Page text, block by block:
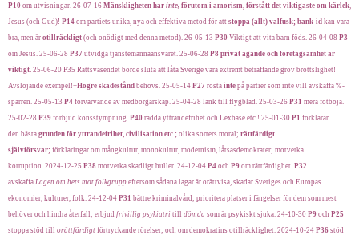
P10 om utvisningar. 26-07-16 Mänskligheten har inte, förutom i amorism, förstått det viktigaste om kärlek
Jesus (och Gud)! P14 om partiets unika, nya och effektiva metod för att stoppa (allt) valfusk; bank-id kan vara
bra, men är otillräckligt (och onödigt med denna metod). 26-05-13 P30 Viktigt att vita barn föds. 26-04-08 P3
om Jesus. 25-06-28 P37 utvidga tjänstemannaansvaret. 25-06-28 P8 privat ägande och företagsamhet är
viktigt. 25-06-20 P35 Rättsväsendet borde sluta att låta Sverige vara extremt beträffande grov brottslighet!
Avslöjande exempel!+Högre skadestånd behövs. 25-05-14 P27 rösta inte på partier som inte vill avskaffa %-
spärren. 25-05-13 P4 förvärvande av medborgarskap. 25-04-28 länk till flygblad. 25-03-26 P31 mera fotboja.
25-02-28 P39 förbjud könsstympning. P40 rädda yttrandefrihet och Lexbase etc.! 25-01-30 P1 förklarar
den bästa grunden för yttrandefrihet, civilisation etc.; olika sorters moral; rättfärdigt
självförsvar; förklaringar om mångkultur, monokultur, modernism, låtsasdemokrater; motverka
korruption. 2024-12-25 P38 motverka skadligt buller. 24-12-04 P4 och P9 om rättfärdighet. P32
avskaffa Lagen om hets mot folkgrupp eftersom sådana lagar är orättvisa, skadar Sveriges och Europas
ekonomier, kulturer, folk. 24-12-04 P31 bättre kriminalvård; prioritera platser i fängelser för dem som mest
behöver och hindra återfall; erbjud frivillig psykiatri till dömda som är psykiskt sjuka. 24-10-30 P9 och P25
stoppa stöd till orättfärdigt förtryckande rörelser; och om demokratins otillräcklighet. 2024-10-24 P36 stöd